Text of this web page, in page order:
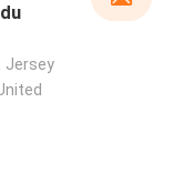
Jersey